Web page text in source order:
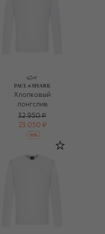
Хлопковый
лонгслив
32 950 ₽
23 050 ₽
-30%